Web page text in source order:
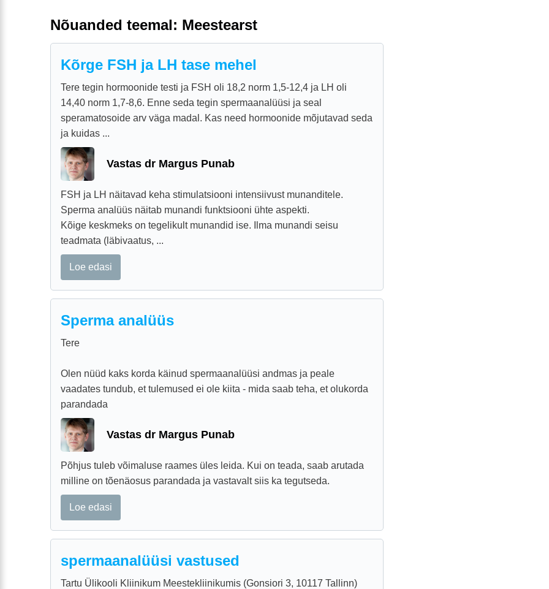
Nõuanded teemal: Meestearst
Kõrge FSH ja LH tase mehel
Tere tegin hormoonide testi ja FSH oli 18,2 norm 1,5-12,4 ja LH oli
14,40 norm 1,7-8,6. Enne seda tegin spermaanalüüsi ja seal
speramatosoide arv väga madal. Kas need hormoonide mõjutavad seda
ja kuidas ...
Vastas dr Margus Punab
FSH ja LH näitavad keha stimulatsiooni intensiivust munanditele.
Sperma analüüs näitab munandi funktsiooni ühte aspekti.
Kõige keskmeks on tegelikult munandid ise. Ilma munandi seisu
teadmata (läbivaatus, ...
Loe edasi
Sperma analüüs
Tere
Olen nüüd kaks korda käinud spermaanalüüsi andmas ja peale
vaadates tundub, et tulemused ei ole kiita - mida saab teha, et olukorda
parandada
Vastas dr Margus Punab
Põhjus tuleb võimaluse raames üles leida. Kui on teada, saab arutada
milline on tõenäosus parandada ja vastavalt siis ka tegutseda.
Loe edasi
spermaanalüüsi vastused
Tartu Ülikooli Kliinikum Meestekliinikumis (Gonsiori 3, 10117 Tallinn)